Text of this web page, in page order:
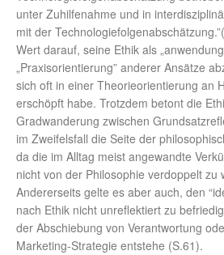
unter Zuhilfenahme und in
mit der
Wert darauf, seine Ethik als
„Praxisorientierung” anderer Ansätze
sich oft in einer Theorieorientierung an
erschöpft habe. Trotzdem betont die
Gradwanderung zwischen
im Zweifelsfall die Seite der
da die im Alltag meist angewandte
nicht von der Philosophie verdoppelt zu
Andererseits gelte es aber auch, den
nach Ethik nicht unreflektiert zu
der Abschiebung von Verantwortung
Marketing-Strategie entstehe (S.61).